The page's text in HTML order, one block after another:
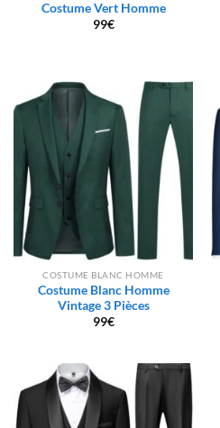
Costume Vert Homme
99€
COSTUME BLANC HOMME
Costume Blanc Homme
Vintage 3 Pièces
99€